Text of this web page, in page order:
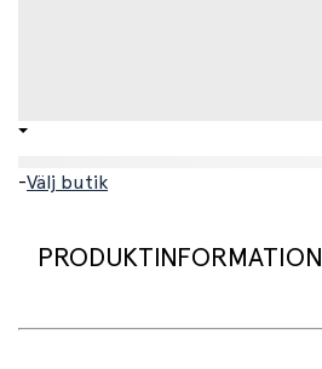
-Välj butik
PRODUKTINFORMATION